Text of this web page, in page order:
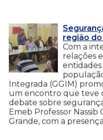
região do
Com a
relações
entidades
Integrada (GGIM)
um encontro que teve
debate sobre
Emeb Professor Nassib
Grande, com a